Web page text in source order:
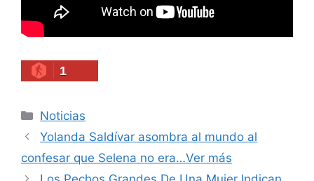
1
Categories
Noticias
Yolanda Saldívar asombra al mundo al
confesar que Selena no era…Ver más